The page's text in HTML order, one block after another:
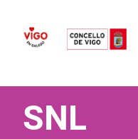
SNL